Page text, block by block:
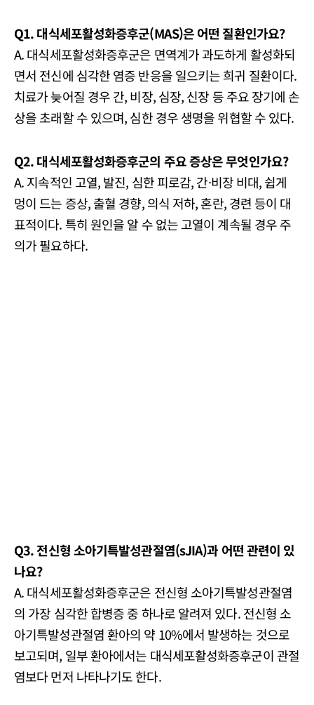
Q1. 대식세포활성화증후군(MAS)은 어떤 질환인가요?
A. 대식세포활성화증후군은 면역계가 과도하게 활성화되
면서 전신에 심각한 염증 반응을 일으키는 희귀 질환이다.
치료가 늦어질 경우 간, 비장, 심장, 신장 등 주요 장기에 손
상을 초래할 수 있으며, 심한 경우 생명을 위협할 수 있다.
Q2. 대식세포활성화증후군의 주요 증상은 무엇인가요?
A. 지속적인 고열, 발진, 심한 피로감, 간·비장 비대, 쉽게
멍이 드는 증상, 출혈 경향, 의식 저하, 혼란, 경련 등이 대
표적이다. 특히 원인을 알 수 없는 고열이 계속될 경우 주
의가 필요하다.
Q3. 전신형 소아기특발성관절염(sJIA)과 어떤 관련이 있
나요?
A. 대식세포활성화증후군은 전신형 소아기특발성관절염
의 가장 심각한 합병증 중 하나로 알려져 있다. 전신형 소
아기특발성관절염 환아의 약 10%에서 발생하는 것으로
보고되며, 일부 환아에서는 대식세포활성화증후군이 관절
염보다 먼저 나타나기도 한다.